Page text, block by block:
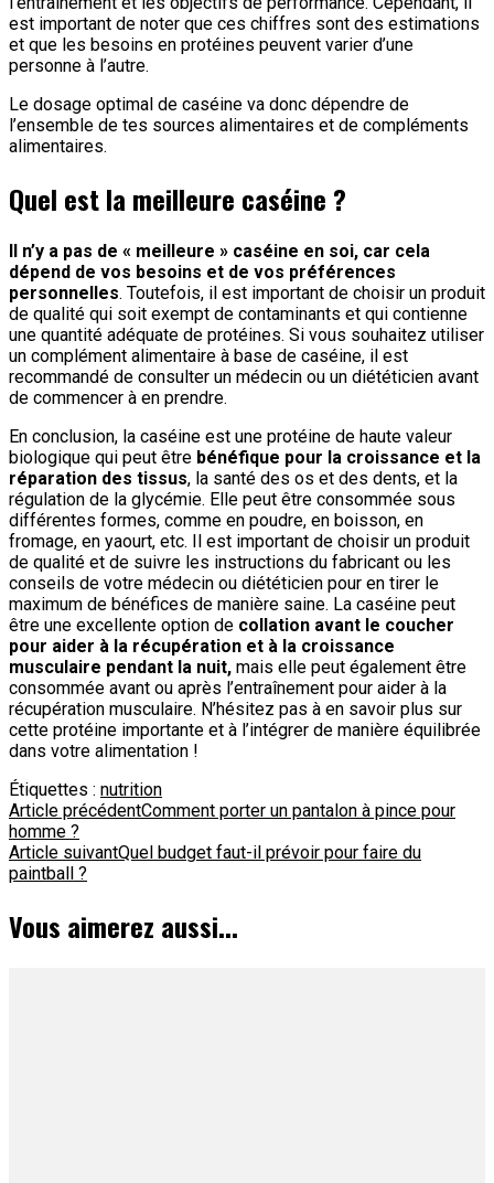
est important de noter que ces chiffres sont des estimations
et que les besoins en protéines peuvent varier d’une
personne à l’autre.
Le dosage optimal de caséine va donc dépendre de
l’ensemble de tes sources alimentaires et de compléments
alimentaires.
Quel est la meilleure caséine ?
Il n’y a pas de « meilleure » caséine en soi, car cela
dépend de vos besoins et de vos préférences
personnelles. Toutefois, il est important de choisir un produit
de qualité qui soit exempt de contaminants et qui contienne
une quantité adéquate de protéines. Si vous souhaitez utiliser
un complément alimentaire à base de caséine, il est
recommandé de consulter un médecin ou un diététicien avant
de commencer à en prendre.
En conclusion, la caséine est une protéine de haute valeur
biologique qui peut être bénéfique pour la croissance et la
réparation des tissus, la santé des os et des dents, et la
régulation de la glycémie. Elle peut être consommée sous
différentes formes, comme en poudre, en boisson, en
fromage, en yaourt, etc. Il est important de choisir un produit
de qualité et de suivre les instructions du fabricant ou les
conseils de votre médecin ou diététicien pour en tirer le
maximum de bénéfices de manière saine. La caséine peut
être une excellente option de collation avant le coucher
pour aider à la récupération et à la croissance
musculaire pendant la nuit, mais elle peut également être
consommée avant ou après l’entraînement pour aider à la
récupération musculaire. N’hésitez pas à en savoir plus sur
cette protéine importante et à l’intégrer de manière équilibrée
dans votre alimentation !
Étiquettes : nutrition
Navigation
d'article
Article précédentComment porter un pantalon à pince pour
homme ?
Article suivantQuel budget faut-il prévoir pour faire du
paintball ?
Vous aimerez aussi...